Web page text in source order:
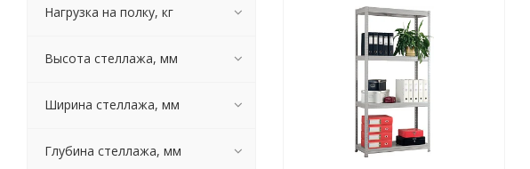
Нагрузка на полку, кг
Высота стеллажа, мм
Ширина стеллажа, мм
Глубина стеллажа, мм